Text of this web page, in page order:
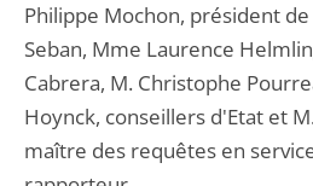
Philippe Mochon, président
Seban, Mme Laurence
Cabrera, M. Christophe
Hoynck, conseillers d'Etat et
maître des requêtes en